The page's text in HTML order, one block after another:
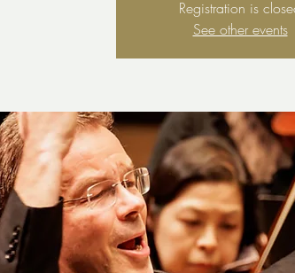
Registration is
See other events